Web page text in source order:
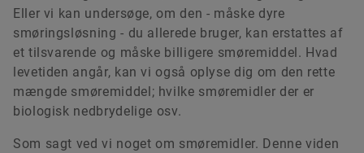
Eller vi kan undersøge, om den - måske dyre
smøringsløsning - du allerede bruger, kan erstattes af
et tilsvarende og måske billigere smøremiddel. Hvad
levetiden angår, kan vi også oplyse dig om den rette
mængde smøremiddel; hvilke smøremidler der er
biologisk nedbrydelige osv.
Som sagt ved vi noget om smøremidler. Denne viden